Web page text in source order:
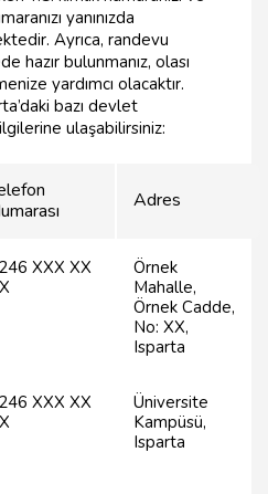
yanınızda
Ayrıca, randevu
hazır bulunmanız, olası
yardımcı olacaktır.
bazı devlet
ulaşabilirsiniz:
Adres
XXX XX
Örnek
Mahalle,
Örnek Cadde,
No: XX,
Isparta
XXX XX
Üniversite
Kampüsü,
Isparta